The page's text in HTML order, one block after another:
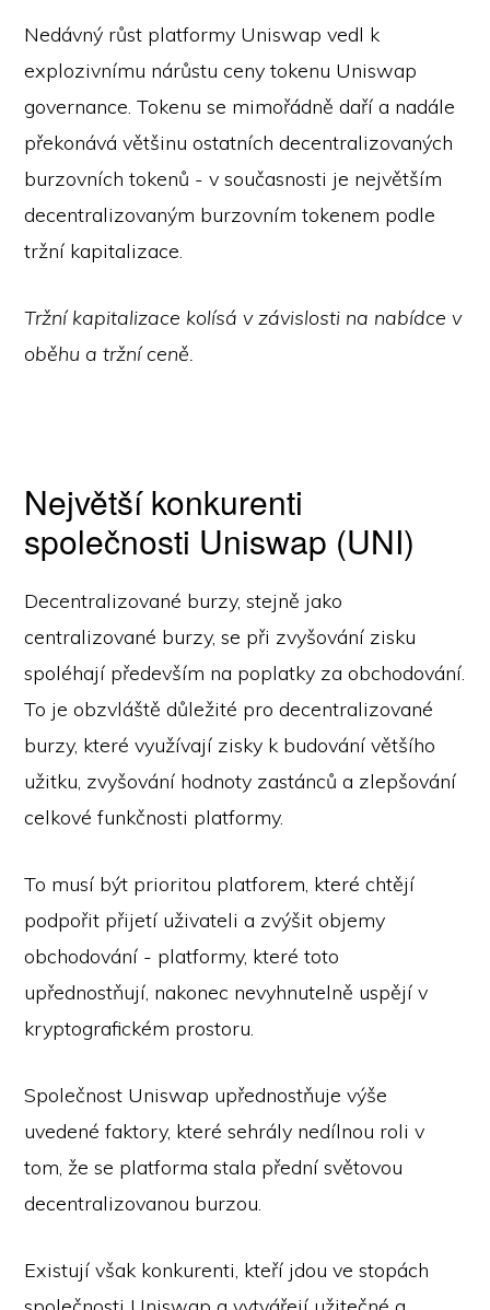
Nedávný růst platformy Uniswap vedl k
explozivnímu nárůstu ceny tokenu Uniswap
governance. Tokenu se mimořádně daří a nadále
překonává většinu ostatních decentralizovaných
burzovních tokenů - v současnosti je největším
decentralizovaným burzovním tokenem podle
tržní kapitalizace.
Tržní kapitalizace kolísá v závislosti na nabídce v
oběhu a tržní ceně.
Největší konkurenti
společnosti Uniswap (UNI)
Decentralizované burzy, stejně jako
centralizované burzy, se při zvyšování zisku
spoléhají především na poplatky za obchodování.
To je obzvláště důležité pro decentralizované
burzy, které využívají zisky k budování většího
užitku, zvyšování hodnoty zastánců a zlepšování
celkové funkčnosti platformy.
To musí být prioritou platforem, které chtějí
podpořit přijetí uživateli a zvýšit objemy
obchodování - platformy, které toto
upřednostňují, nakonec nevyhnutelně uspějí v
kryptografickém prostoru.
Společnost Uniswap upřednostňuje výše
uvedené faktory, které sehrály nedílnou roli v
tom, že se platforma stala přední světovou
decentralizovanou burzou.
Existují však konkurenti, kteří jdou ve stopách